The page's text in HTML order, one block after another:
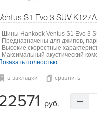
S1 Evo 3 SUV K127A
Шины Hankook Ventus S1 Evo 3
Предназначены для джипов,
Высокие скоростные
Максимальный акустический
полностью
в закладки сравнить
руб.